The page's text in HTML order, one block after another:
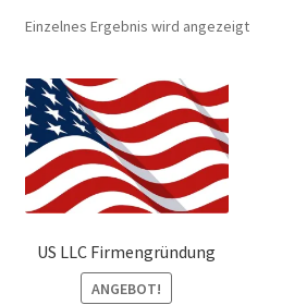
Gamecards
Entertainment
SIM- & Kreditkarten
News
Einzelnes Ergebnis wird angezeigt
US LLC Firmengründung
ANGEBOT!